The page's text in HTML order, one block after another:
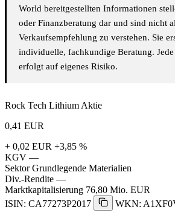
World bereitgestellten Informationen
oder Finanzberatung dar und sind nicht
Verkaufsempfehlung zu verstehen. Sie
individuelle, fachkundige Beratung.
erfolgt auf eigenes Risiko.
Rock Tech Lithium Aktie
0,41 EUR
+ 0,02 EUR +3,85 %
KGV —
Sektor Grundlegende Materialien
Div.-Rendite —
Marktkapitalisierung 76,80 Mio. EUR
ISIN: CA77273P2017
WKN: